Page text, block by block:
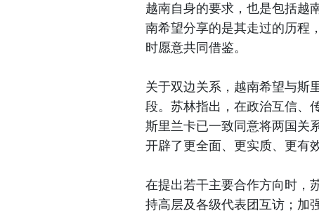
越南自身的要求，也是包括越
南希望分享的是其走过的历程
时愿意共同借鉴。
关于双边关系，越南希望与斯
段。苏林指出，在政治互信、
斯里兰卡已一致同意将两国关
开辟了更全面、更实质、更有
在提出若干主要合作方向时，
持高层及各级代表团互访；加